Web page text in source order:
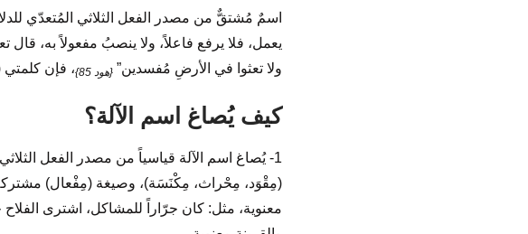
اسمٌ مُشتقٌّ من مصدر الفعل الثلاثي المُتعدّي
يعمل، فلا يرفع فاعلاً، ولا ينصبُ مفعولاً به، قال
ولا تعثوا في الأرضِ مُفسدين” {هود 85} ، فإن كلمتي
كيف يُصاغ اسم الآلة؟
1- يُصاغ اسم الآلة قياسياً من مصدر الفعل
(مِقْوَد، مِحْراث، مِكْنَسَة)، وصيغة (مِفْعال) مشتركةٌ
معنوية، مثل: كان جرّاراً للمشاكل، اشترى الفلاح